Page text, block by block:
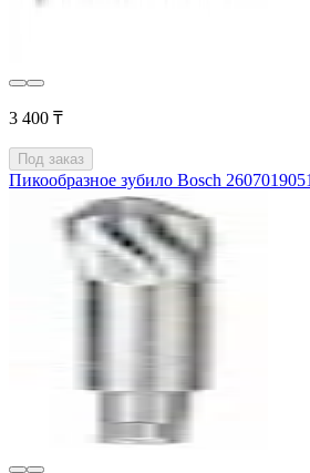
3 400 ₸
Под заказ
Пикообразное зубило Bosch 2607019051